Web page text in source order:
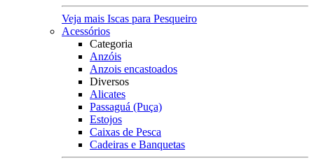
Veja mais Iscas para Pesqueiro
Acessórios
Categoria
Anzóis
Anzois encastoados
Diversos
Alicates
Passaguá (Puça)
Estojos
Caixas de Pesca
Cadeiras e Banquetas